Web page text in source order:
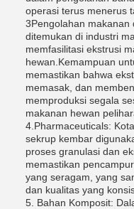
operasi terus menerus
3Pengolahan makanan
ditemukan di industri
memfasilitasi ekstrusi
hewan.Kemampuan
memastikan bahwa
memasak, dan
memproduksi segala
makanan hewan
4.Pharmaceuticals:
sekrup kembar
proses granulasi dan
memastikan
yang seragam, yang
dan kualitas yang
5. Bahan Komposit: